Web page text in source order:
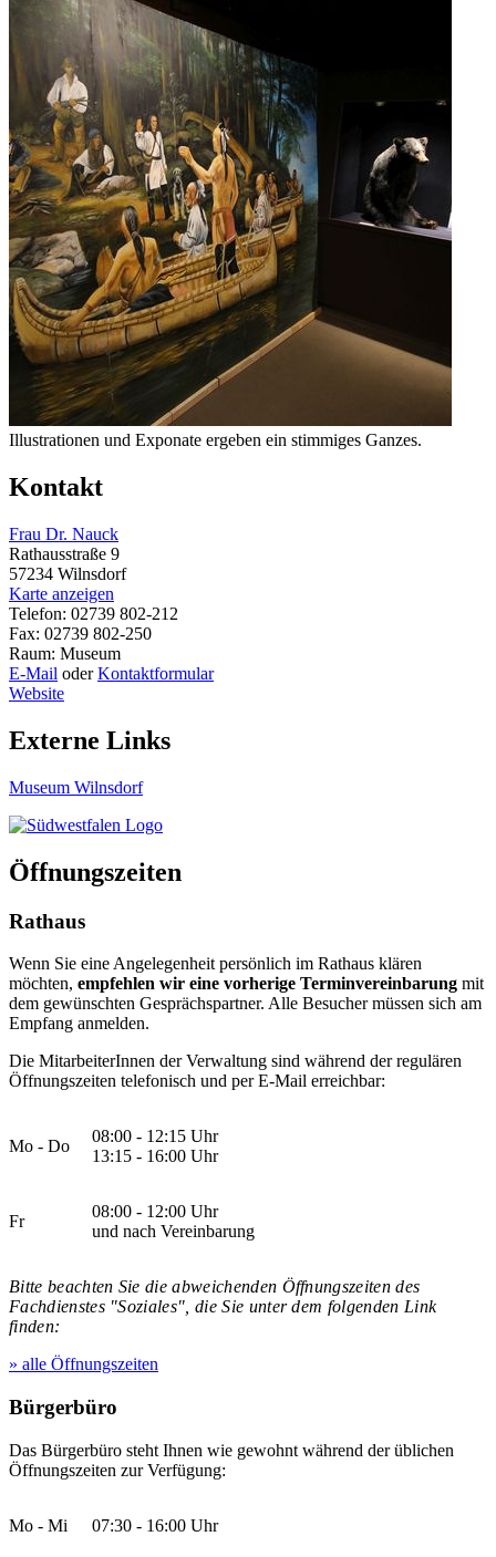
Illustrationen und Exponate ergeben ein stimmiges Ganzes.
Kontakt
Frau Dr. Nauck
Rathausstraße 9
57234 Wilnsdorf
Karte anzeigen
Telefon: 02739 802-212
Fax: 02739 802-250
Raum: Museum
E-Mail oderKontaktformular
Website
Externe Links
Museum Wilnsdorf
Öffnungszeiten
Rathaus
Wenn Sie eine Angelegenheit persönlich im Rathaus klären
möchten, empfehlen wir eine vorherige Terminvereinbarung mit
dem gewünschten Gesprächspartner. Alle Besucher müssen sich am
Empfang anmelden.
Die MitarbeiterInnen der Verwaltung sind während der regulären
Öffnungszeiten telefonisch und per E-Mail erreichbar:
Mo - Do
08:00 - 12:15 Uhr
13:15 - 16:00 Uhr
Fr
08:00 - 12:00 Uhr
und nach Vereinbarung
Bitte beachten Sie die abweichenden Öffnungszeiten des
Fachdienstes "Soziales", die Sie unter dem folgenden Link
finden:
» alle Öffnungszeiten
Bürgerbüro
Das Bürgerbüro steht Ihnen wie gewohnt während der üblichen
Öffnungszeiten zur Verfügung:
Mo - Mi 07:30 - 16:00 Uhr